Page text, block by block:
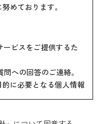
めております。
ビスをご提供するた
への回答のご連絡。
に必要となる個人情報